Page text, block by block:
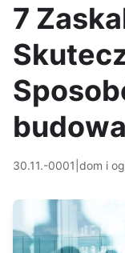
7
30.11.-0001 dom i